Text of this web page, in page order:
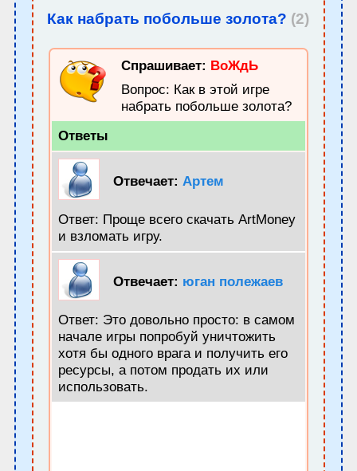
Как набрать побольше золота? (2)
Спрашивает: ВоЖдЬ
Вопрос: Как в этой игре
набрать побольше золота?
Ответы
Отвечает: Артем
Ответ: Проще всего скачать ArtMoney
и взломать игру.
Отвечает: юган полежаев
Ответ: Это довольно просто: в самом
начале игры попробуй уничтожить
хотя бы одного врага и получить его
ресурсы, а потом продать их или
использовать.